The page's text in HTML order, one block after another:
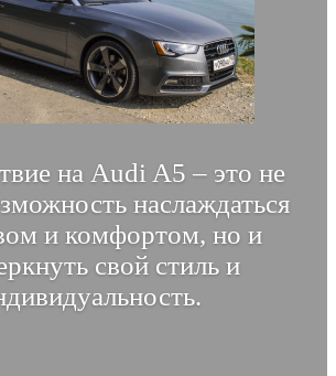
на Audi A5 – это не
наслаждаться
и комфортом, но и
свой стиль и